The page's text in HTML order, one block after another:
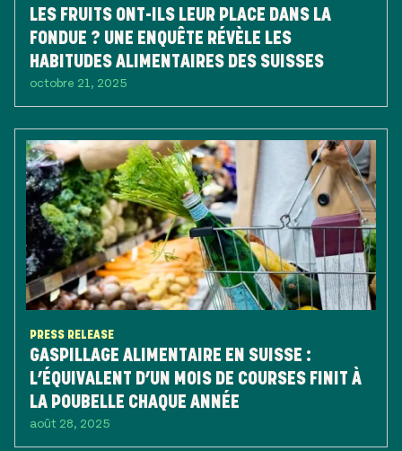
LES FRUITS ONT-ILS LEUR PLACE DANS LA
FONDUE ? UNE ENQUÊTE RÉVÈLE LES
HABITUDES ALIMENTAIRES DES SUISSES
octobre 21, 2025
PRESS RELEASE
GASPILLAGE ALIMENTAIRE EN SUISSE :
L’ÉQUIVALENT D’UN MOIS DE COURSES FINIT À
LA POUBELLE CHAQUE ANNÉE
août 28, 2025